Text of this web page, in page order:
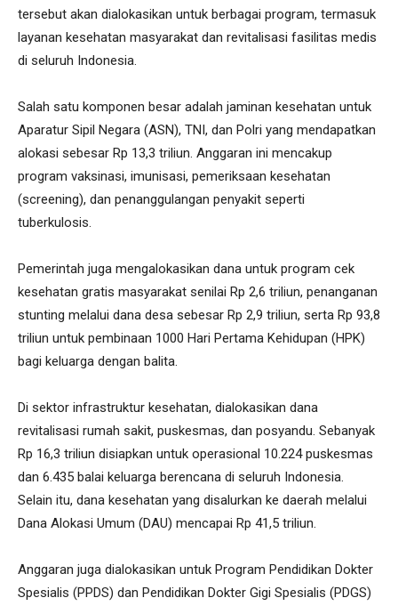
tersebut akan dialokasikan untuk berbagai program, termasuk
layanan kesehatan masyarakat dan revitalisasi fasilitas medis
di seluruh Indonesia.
Salah satu komponen besar adalah jaminan kesehatan untuk
Aparatur Sipil Negara (ASN), TNI, dan Polri yang mendapatkan
alokasi sebesar Rp 13,3 triliun. Anggaran ini mencakup
program vaksinasi, imunisasi, pemeriksaan kesehatan
(screening), dan penanggulangan penyakit seperti
tuberkulosis.
Pemerintah juga mengalokasikan dana untuk program cek
kesehatan gratis masyarakat senilai Rp 2,6 triliun, penanganan
stunting melalui dana desa sebesar Rp 2,9 triliun, serta Rp 93,8
triliun untuk pembinaan 1000 Hari Pertama Kehidupan (HPK)
bagi keluarga dengan balita.
Di sektor infrastruktur kesehatan, dialokasikan dana
revitalisasi rumah sakit, puskesmas, dan posyandu. Sebanyak
Rp 16,3 triliun disiapkan untuk operasional 10.224 puskesmas
dan 6.435 balai keluarga berencana di seluruh Indonesia.
Selain itu, dana kesehatan yang disalurkan ke daerah melalui
Dana Alokasi Umum (DAU) mencapai Rp 41,5 triliun.
Anggaran juga dialokasikan untuk Program Pendidikan Dokter
Spesialis (PPDS) dan Pendidikan Dokter Gigi Spesialis (PDGS)